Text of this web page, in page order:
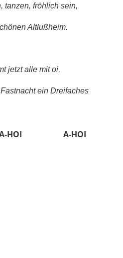
tanzen, fröhlich sein,
Altlußheim.
jetzt alle mit oi,
ein Dreifaches
HOI A-HOI